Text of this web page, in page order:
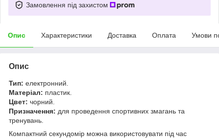
Замовлення під захистом
Опис Характеристики Доставка Оплата Умови
Опис
Тип: електронний.
Матеріал: пластик.
Цвет: чорний.
Призначення: для проведення спортивних змагань та
тренувань.
Компактний секундомір можна використовувати під час